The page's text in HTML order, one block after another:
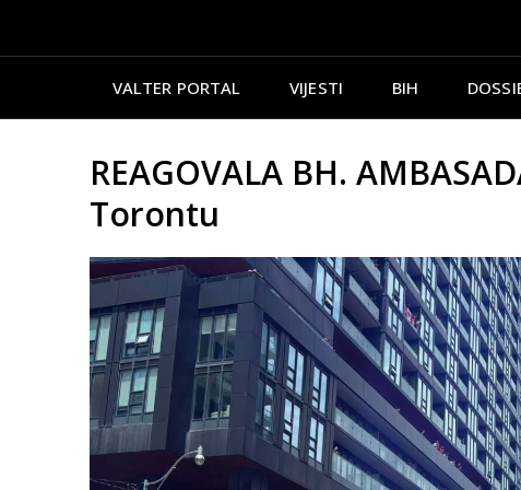
VALTER PORTAL VIJESTI BIH
REAGOVALA BH.
Torontu